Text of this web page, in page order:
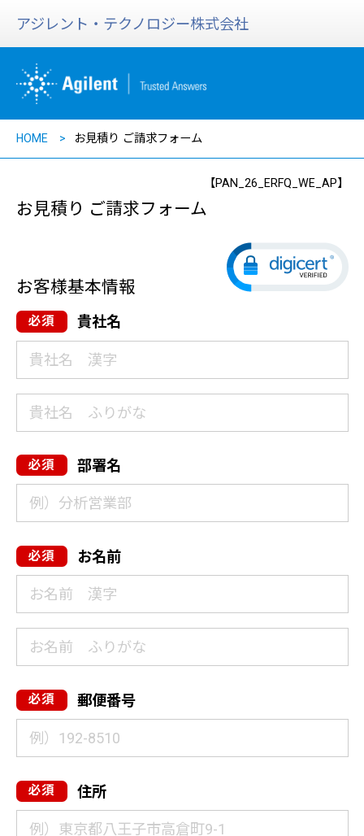
アジレント・テクノロジー株式会社
HOME お見積り ご請求フォーム
【PAN_26_ERFQ_WE_AP】
お見積り ご請求フォーム
お客様基本情報
貴社名
部署名
お名前
郵便番号
住所